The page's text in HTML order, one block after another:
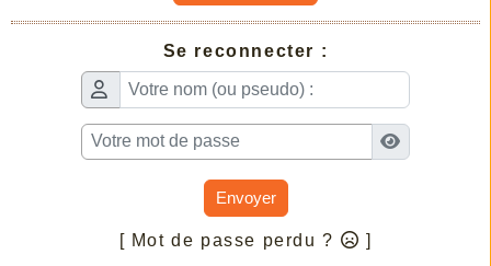
Se reconnecter :
Envoyer
[ Mot de passe perdu ? ]